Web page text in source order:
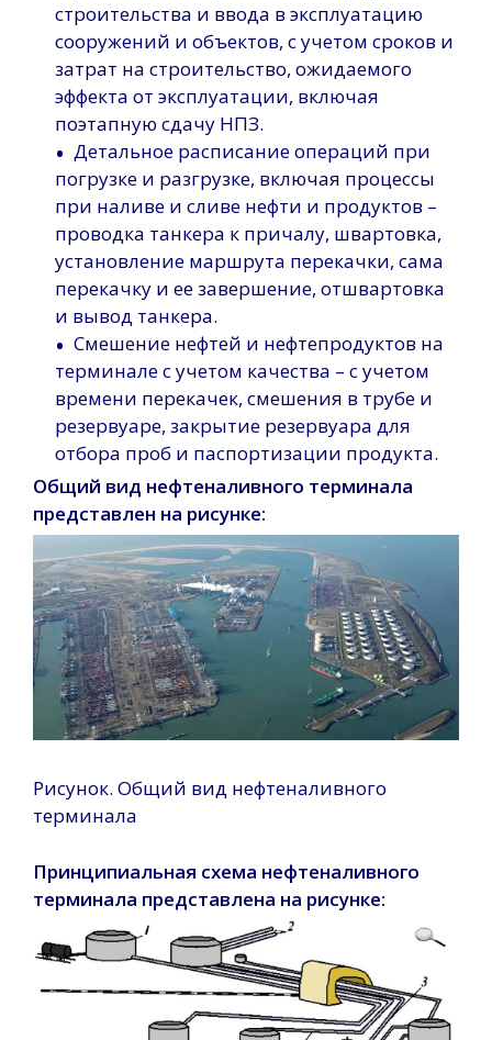
строительства и ввода в эксплуатацию
сооружений и объектов, с учетом сроков и
затрат на строительство, ожидаемого
эффекта от эксплуатации, включая
поэтапную сдачу НПЗ.
• Детальное расписание операций при
погрузке и разгрузке, включая процессы
при наливе и сливе нефти и продуктов –
проводка танкера к причалу, швартовка,
установление маршрута перекачки, сама
перекачку и ее завершение, отшвартовка
и вывод танкера.
• Смешение нефтей и нефтепродуктов на
терминале с учетом качества – с учетом
времени перекачек, смешения в трубе и
резервуаре, закрытие резервуара для
отбора проб и паспортизации продукта.
Общий вид нефтеналивного терминала
представлен на рисунке:
Рисунок. Общий вид нефтеналивного
терминала
Принципиальная схема нефтеналивного
терминала представлена на рисунке: